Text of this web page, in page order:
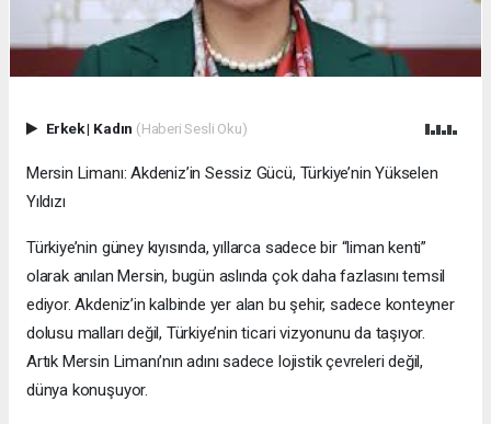
Erkek| Kadın (Haberi Sesli Oku)
Mersin Limanı: Akdeniz’in Sessiz Gücü, Türkiye’nin Yükselen
Yıldızı
Türkiye’nin güney kıyısında, yıllarca sadece bir “liman kenti”
olarak anılan Mersin, bugün aslında çok daha fazlasını temsil
ediyor. Akdeniz’in kalbinde yer alan bu şehir, sadece konteyner
dolusu malları değil, Türkiye’nin ticari vizyonunu da taşıyor.
Artık Mersin Limanı’nın adını sadece lojistik çevreleri değil,
dünya konuşuyor.